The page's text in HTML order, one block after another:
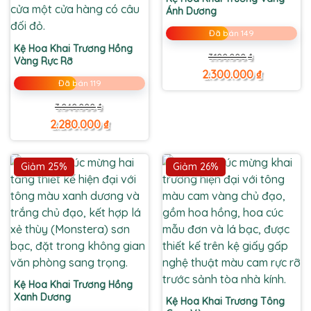
Kệ Hoa Khai Trương Hồng
Vàng Rực Rỡ
Đã bán 119
3.040.000₫
Giá
gốc
là:
3.040.000 ₫.
2.280.000₫
Giá
hiện
tại
là:
2.280.000 ₫.
Ánh Dương
Đã bán 149
3.100.000₫
Giá
gốc
là:
3.100.000 ₫.
2.300.000₫
Giá
hiện
tại
là:
2.300.000 ₫.
Giảm 25%
Kệ Hoa Khai Trương Hồng
Xanh Dương
Giảm 26%
Kệ Hoa Khai Trương Tông